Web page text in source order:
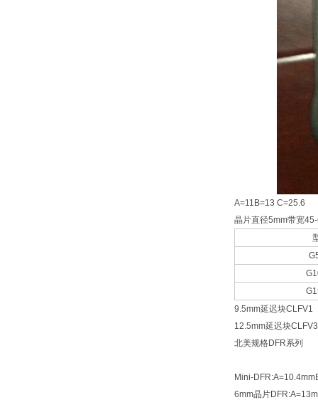
A=11B=13 C=25.6
晶片直径5mm带宽
9.5mm延迟块CLFV1
12.5mm延迟块CLFV3
北美规格DFR系列
Mini-
6mm晶片